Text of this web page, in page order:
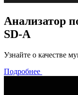
Анализатор
SD-A
Узнайте о качестве
Подробнее